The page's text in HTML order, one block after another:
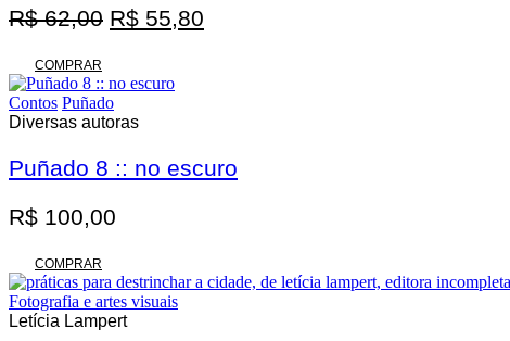
R$62,00 O
era:
R$ 62,00.
R$ 55,80
COMPRAR
Contos Puñado
Diversas autoras
Puñado 8 :: no escuro
R$ 100,00
COMPRAR
Fotografia e artes visuais
Letícia Lampert